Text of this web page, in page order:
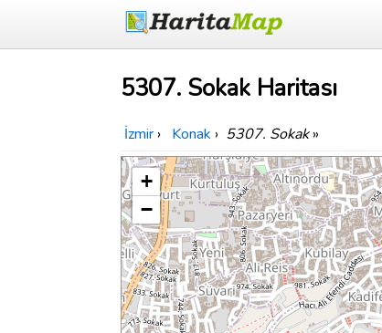
5307. Sokak Haritası
İzmir › Konak › 5307. Sokak»
+
−